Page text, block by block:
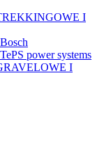
I
power systems
I